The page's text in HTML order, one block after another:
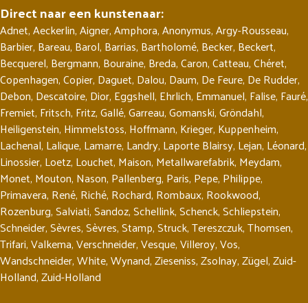
Direct naar een kunstenaar:
Adnet,Aeckerlin,Aigner,Amphora,Anonymus,Argy-Rousseau,
Barbier, Bareau, Barol, Barrias, Bartholomé, Becker, Beckert,
Becquerel, Bergmann, Bouraine, Breda,Caron,Catteau,Chéret,
Copenhagen,Copier, Daguet, Dalou, Daum, De Feure, De Rudder,
Debon, Descatoire, Dior, Eggshell, Ehrlich, Emmanuel, Falise, Fauré,
Fremiet, Fritsch, Fritz,Gallé,Garreau,Gomanski,Gröndahl,
Heiligenstein, Himmelstoss, Hoffmann, Krieger, Kuppenheim,
Lachenal, Lalique, Lamarre, Landry, Laporte Blairsy, Lejan, Léonard,
Linossier, Loetz, Louchet, Maison, Metallwarefabrik, Meydam,
Monet, Mouton, Nason, Pallenberg, Paris, Pepe, Philippe,
Primavera, René, Riché, Rochard, Rombaux, Rookwood,
Rozenburg,Salviati,Sandoz,Schellink,Schenck,Schliepstein,
Schneider,Sèvres,Sèvres,Stamp,Struck,Tereszczuk,Thomsen,
Trifari,Valkema,Verschneider,Vesque,Villeroy,Vos,
Wandschneider,White,Wynand,Zieseniss,Zsolnay,Zügel,Zuid-
Holland,Zuid-Holland